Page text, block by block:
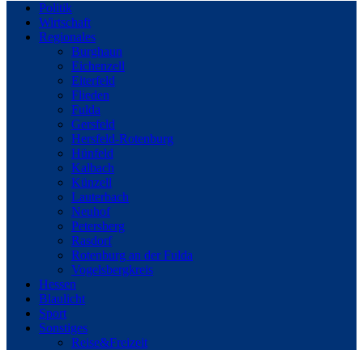
Politik
Wirtschaft
Regionales
Burghaun
Eichenzell
Eiterfeld
Flieden
Fulda
Gersfeld
Hersfeld-Rotenburg
Hünfeld
Kalbach
Künzell
Lauterbach
Neuhof
Petersberg
Rasdorf
Rotenburg an der Fulda
Vogelsbergkreis
Hessen
Blaulicht
Sport
Sonstiges
Reise&Freizeit